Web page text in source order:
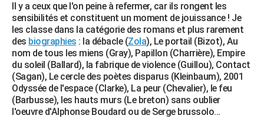
Il y a ceux que l'on peine à refermer, car ils rongent les
sensibilités et constituent un moment de jouissance ! Je
les classe dans la catégorie des romans et plus rarement
des biographies : la débacle (Zola), Le portail (Bizot), Au
nom de tous les miens (Gray), Papillon (Charrière), Empire
du soleil (Ballard), la fabrique de violence (Guillou), Contact
(Sagan), Le cercle des poètes disparus (Kleinbaum), 2001
Odyssée de l'espace (Clarke), La peur (Chevalier), le feu
(Barbusse), les hauts murs (Le breton) sans oublier
l'oeuvre d'Alphonse Boudard ou de Serge brussolo...